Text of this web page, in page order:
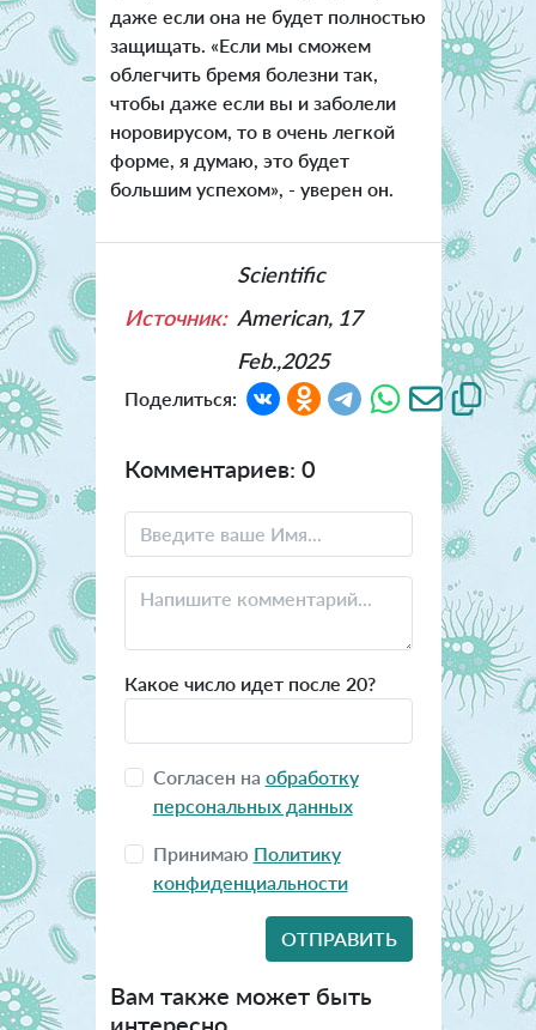
даже если она не будет полностью
защищать. «Если мы сможем
облегчить бремя болезни так,
чтобы даже если вы и заболели
норовирусом, то в очень легкой
форме, я думаю, это будет
большим успехом», - уверен он.
Источник:
Scientific
American, 17
Feb.,2025
Поделиться:
Комментариев: 0
Какое число идет после 20?
Согласен на обработку
персональных данных
Принимаю Политику
конфиденциальности
Вам также может быть
интересно